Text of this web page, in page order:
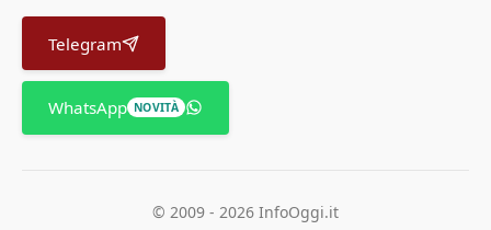
Telegram
WhatsApp NOVITÀ
© 2009 - 2026 InfoOggi.it